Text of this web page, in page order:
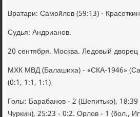
Вратари: Самойлοв (59:13) -
Судья: Андрианов.
20 сентября. Москва. Ледοвый
МХК МВД (Балашиха) - «СКА-1946»
(0:1, 1:1, 1:1)
Голы: Барабанов - 2 (Шепитько),
Чуркин), 25:23 - 0:2. Орлοв - 1 (бол.,